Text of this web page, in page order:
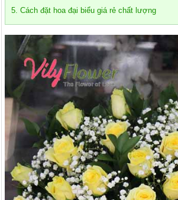
5. Cách đặt hoa đại biểu giá rẻ chất lượng